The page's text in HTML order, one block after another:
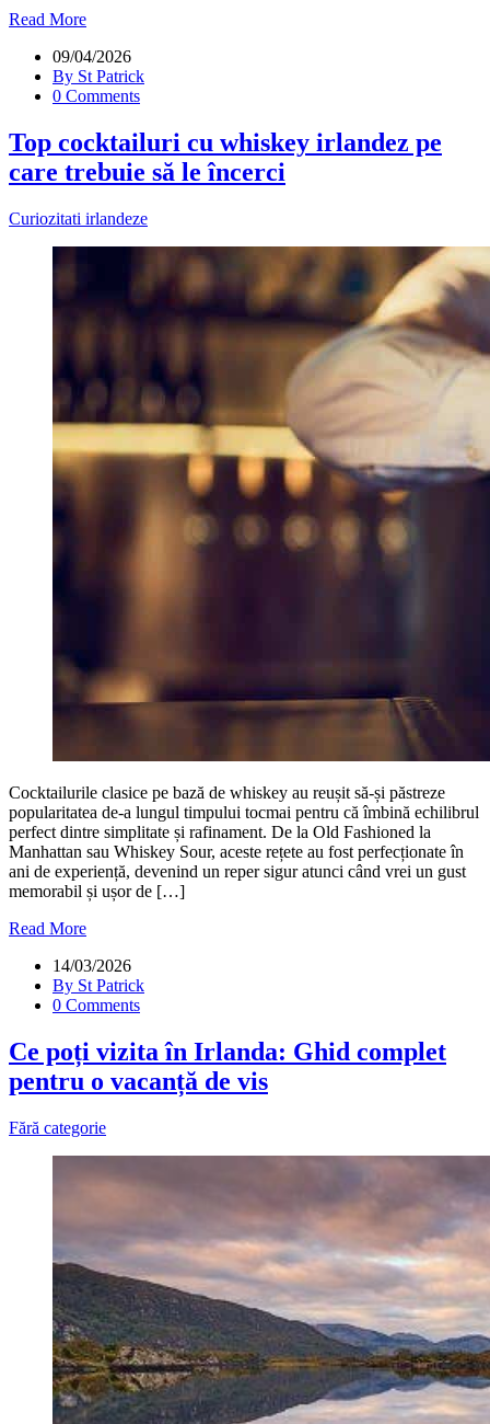
Read More
09/04/2026
By St Patrick
0 Comments
Top cocktailuri cu whiskey irlandez pe
care trebuie să le încerci
Curiozitati irlandeze
Cocktailurile clasice pe bază de whiskey au reușit să-și păstreze
popularitatea de-a lungul timpului tocmai pentru că îmbină echilibrul
perfect dintre simplitate și rafinament. De la Old Fashioned la
Manhattan sau Whiskey Sour, aceste rețete au fost perfecționate în
ani de experiență, devenind un reper sigur atunci când vrei un gust
memorabil și ușor de […]
Read More
14/03/2026
By St Patrick
0 Comments
Ce poți vizita în Irlanda: Ghid complet
pentru o vacanță de vis
Fără categorie